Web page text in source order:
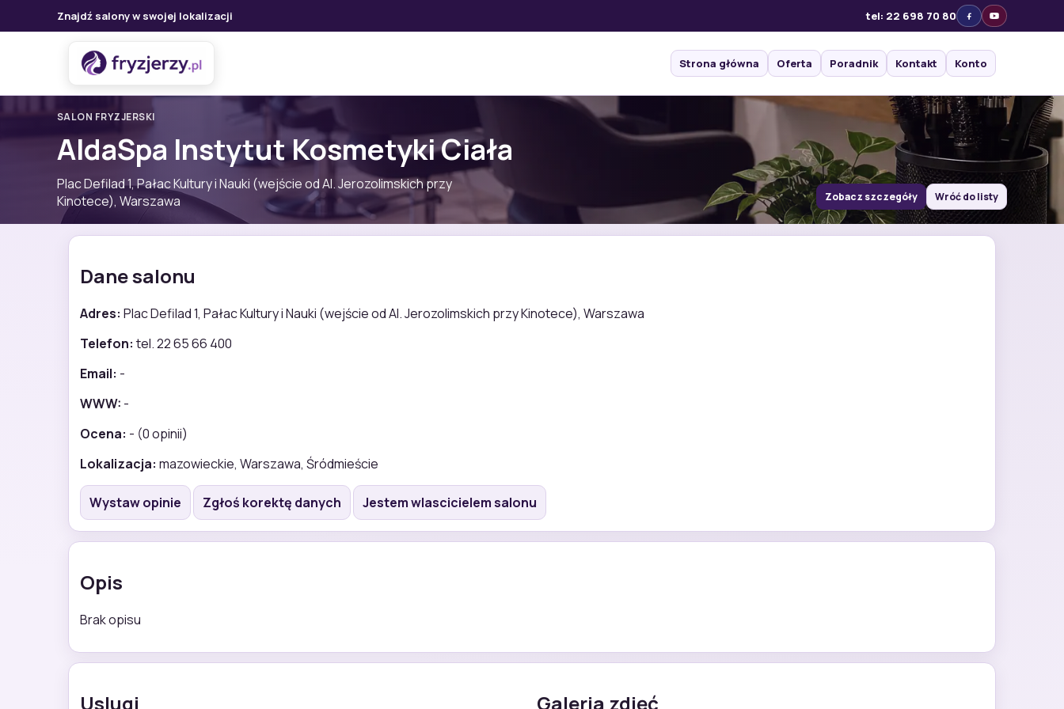
Znajdź salony w swojej lokalizacji tel: 22 698 70 80
Strona główna Oferta Poradnik Kontakt Konto
SALON FRYZJERSKI
AldaSpa Instytut Kosmetyki Ciała
Plac Defilad 1, Pałac Kultury i Nauki (wejście od Al. Jerozolimskich przy
Kinotece), Warszawa
Zobacz szczegóły Wróć do listy
Dane salonu
Adres: Plac Defilad 1, Pałac Kultury i Nauki (wejście od Al. Jerozolimskich przy Kinotece), Warszawa
Telefon: tel. 22 65 66 400
Email: -
WWW: -
Ocena: - (0 opinii)
Lokalizacja: mazowieckie, Warszawa, Śródmieście
Wystaw opinie Zgłoś korektę danych Jestem wlascicielem salonu
Opis
Brak opisu
Uslugi Galeria zdjęć